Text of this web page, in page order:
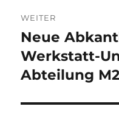
WEITER
Nächster
Beitrag:
Neue
Werkstatt-
Abteilung M2